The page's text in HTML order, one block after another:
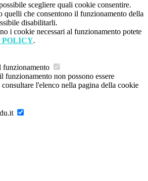
scegliere quali cookie consentire.
quelli che consentono il funzionamento della
disabilitarli.
i cookie necessari al funzionamento potete
POLICY.
funzionamento
funzionamento non possono essere
l'elenco nella pagina della cookie